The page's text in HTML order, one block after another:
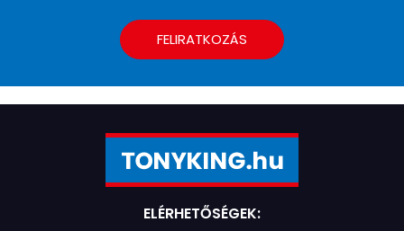
FELIRATKOZÁS
ELÉRHETŐSÉGEK: